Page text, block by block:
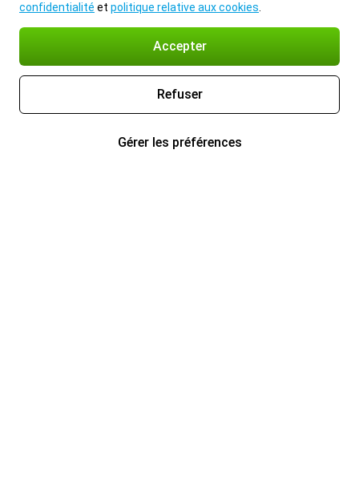
confidentialité et politique relative aux cookies
Accepter
Refuser
Gérer les préférences